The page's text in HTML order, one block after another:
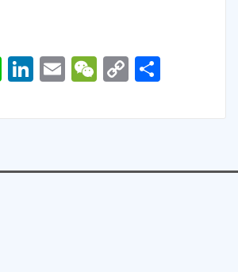
LineLinkedIn
Email
WeChat
Copy
分